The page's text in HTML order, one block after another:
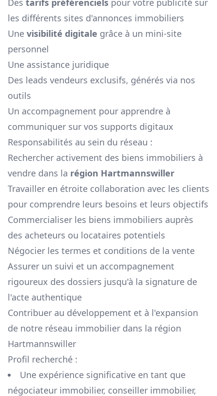
Des tarifs préférenciels pour votre publicité sur
les différents sites d'annonces immobiliers
Une visibilité digitale grâce à un mini-site
personnel
Une assistance juridique
Des leads vendeurs exclusifs, générés via nos
outils
Un accompagnement pour apprendre à
communiquer sur vos supports digitaux
Responsabilités au sein du réseau :
Rechercher activement des biens immobiliers à
vendre dans la région Hartmannswiller
Travailler en étroite collaboration avec les clients
pour comprendre leurs besoins et leurs objectifs
Commercialiser les biens immobiliers auprès
des acheteurs ou locataires potentiels
Négocier les termes et conditions de la vente
Assurer un suivi et un accompagnement
rigoureux des dossiers jusqu'à la signature de
l'acte authentique
Contribuer au développement et à l'expansion
de notre réseau immobilier dans la région
Hartmannswiller
Profil recherché :
Une expérience significative en tant que
négociateur immobilier, conseiller immobilier,